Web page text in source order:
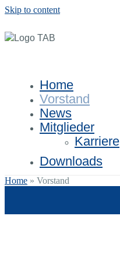
Skip to content
Home
Vorstand
News
Mitglieder
Karriere
Downloads
Home » Vorstand